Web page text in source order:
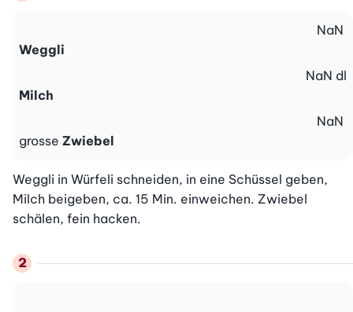
Weggli
NaN
Milch
NaN dl
grosse Zwiebel
NaN
Weggli in Würfeli schneiden, in eine Schüssel geben,
Milch beigeben, ca. 15 Min. einweichen. Zwiebel
schälen, fein hacken.